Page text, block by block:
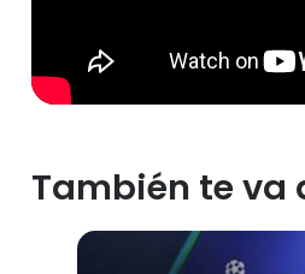
También te va